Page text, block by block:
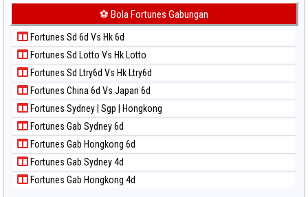
Paito Harian Korea
Paito Harian Kuda Lari
Paito Harian Magnum Cambodia
Paito Harian Nagoya
Paito Harian New York Midday
Paito Harian North Carolina Day
Paito Harian Pcso
Paito Harian Pennsylvania Day
Paito Harian Sao Paulo
Paito Harian Singapore
Paito Harian Sydney
⚽ Bola Fortunes Gabungan
Fortunes Sd 6d Vs Hk 6d
Fortunes Sd Lotto Vs Hk Lotto
Fortunes Sd Ltry6d Vs Hk Ltry6d
Fortunes China 6d Vs Japan 6d
Fortunes Sydney | Sgp | Hongkong
Fortunes Gab Sydney 6d
Fortunes Gab Hongkong 6d
Fortunes Gab Sydney 4d
Fortunes Gab Hongkong 4d